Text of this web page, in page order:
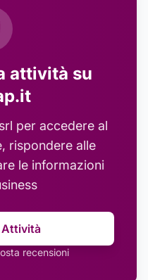
attività su
per accedere al
rispondere alle
le informazioni
Attività
recensioni